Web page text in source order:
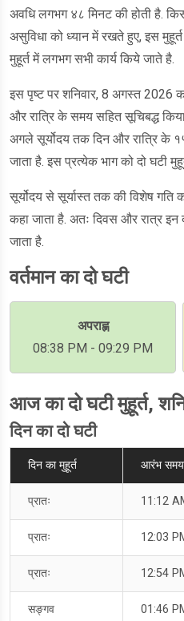
अवधि लगभग ४८ मिनट की होती है.
असुविधा को ध्यान में रखते हुए, इस
मुहूर्त में लगभग सभी कार्य किये जाते है.
इस पृष्ट पर शनिवार, 8 अगस्त 2026
और रात्रि के समय सहित सूचिबद्ध किया
अगले सूर्योदय तक दिन और रात्रि के
जाता है. इस प्रत्येक भाग को दो घटी
सूर्योदय से सूर्यास्त तक की विशेष गति
कहा जाता है. अतः दिवस और रात्र इन
जाता है.
वर्तमान का दो घटी
अपराह्ण
08:38 PM - 09:29 PM
आज का दो घटी मुहूर्त,
दिन का दो घटी
दिन का मुहूर्त आरंभ समय
प्रातः 11:12
प्रातः 12:03
प्रातः 12:54
सङ्गव 01:46